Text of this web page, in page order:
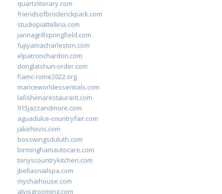
quartzliterary.com
friendsofbroderickpark.com
studiopiattellina.com
jannagrillspringfield.com
fujiyamacharleston.com
elpatronchardon.com
donglaishun-order.com
fiamc-rome2022.org
mariceworldessentials.com
lafisheriarestaurant.com
915jazzandmore.com
aguadulce-countryfair.com
jakehovis.com
bosswingsduluth.com
birminghamautocare.com
tonyscountrykitchen.com
jbellasnailspa.com
mychaihouse.com
alvisgrooming.com